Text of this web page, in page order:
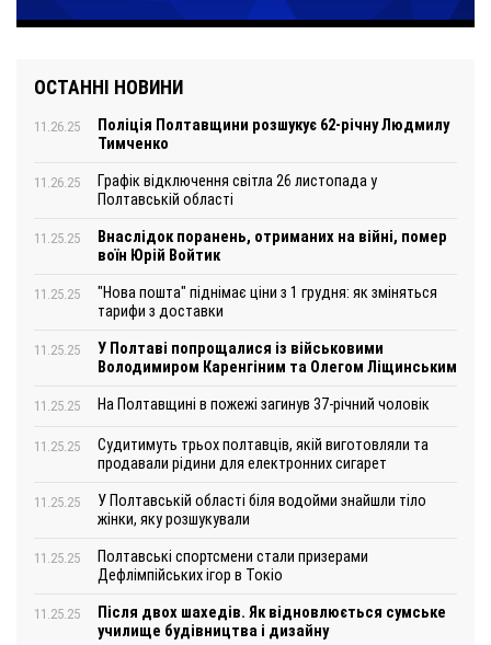
ОСТАННІ НОВИНИ
11.26.25
Поліція Полтавщини розшукує 62-річну Людмилу
Тимченко
11.26.25
Графік відключення світла 26 листопада у
Полтавській області
11.25.25
Внаслідок поранень, отриманих на війні, помер
воїн Юрій Войтик
11.25.25
"Нова пошта" піднімає ціни з 1 грудня: як зміняться
тарифи з доставки
11.25.25
У Полтаві попрощалися із військовими
Володимиром Каренгіним та Олегом Ліщинським
11.25.25 На Полтавщині в пожежі загинув 37-річний чоловік
11.25.25
Судитимуть трьох полтавців, якій виготовляли та
продавали рідини для електронних сигарет
11.25.25
У Полтавській області біля водойми знайшли тіло
жінки, яку розшукували
11.25.25
Полтавські спортсмени стали призерами
Дефлімпійських ігор в Токіо
11.25.25
Після двох шахедів. Як відновлюється сумське
училище будівництва і дизайну